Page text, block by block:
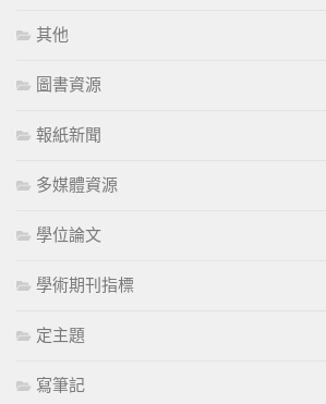
其他
圖書資源
報紙新聞
多媒體資源
學位論文
學術期刊指標
定主題
寫筆記